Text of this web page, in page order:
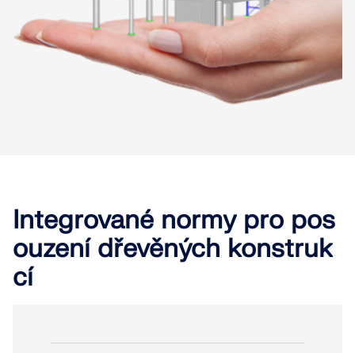
Integrované normy pro pos
ouzení dřevěných konstruk
cí